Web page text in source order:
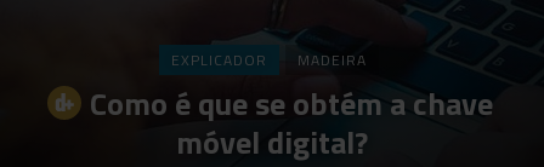
EXPLICADOR MADEIRA
Como é que se obtém a chave
móvel digital?